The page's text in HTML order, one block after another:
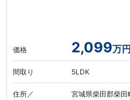
価格 2,099万円
間取り 5LDK
住所／
宮城県柴田郡柴